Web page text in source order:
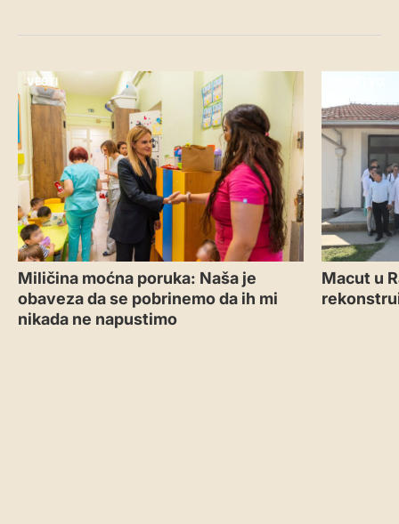
VESTI
Miličina moćna poruka: Naša je
obaveza da se pobrinemo da ih mi
nikada ne napustimo
Macut u